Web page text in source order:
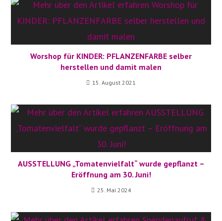
Worshop für KINDER: PFLANZENFARBE selber
herstellen und damit malen
15. August 2021
AUSSTELLUNG „Tomatenvielfalt“ wurde gepflanzt –
Eröffnung am 30. Juni!
25. Mai 2024